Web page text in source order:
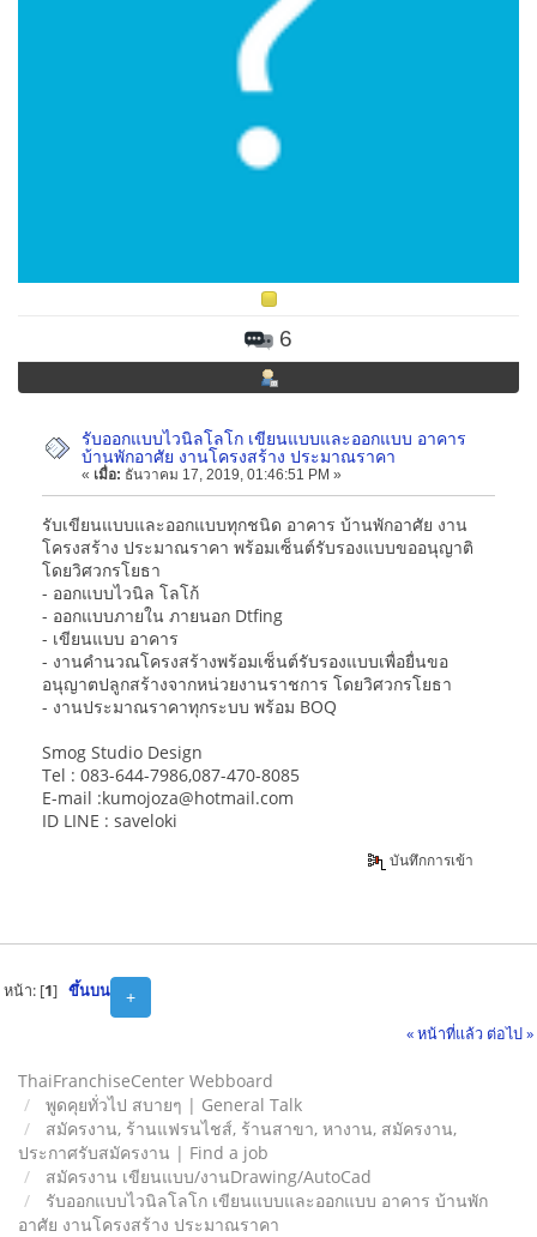
6
รับออกแบบไวนิลโลโก เขียนแบบและออกแบบ อาคาร
บ้านพักอาศัย งานโครงสร้าง ประมาณราคา
« เมื่อ: ธันวาคม 17, 2019, 01:46:51 PM »
รับเขียนแบบและออกแบบทุกชนิด อาคาร บ้านพักอาศัย งาน
โครงสร้าง ประมาณราคา พร้อมเซ็นต์รับรองแบบขออนุญาติ
โดยวิศวกรโยธา
- ออกแบบไวนิล โลโก้
- ออกแบบภายใน ภายนอก Dtfing
- เขียนแบบ อาคาร
- งานคำนวณโครงสร้างพร้อมเซ็นต์รับรองแบบเพื่อยื่นขอ
อนุญาตปลูกสร้างจากหน่วยงานราชการ โดยวิศวกรโยธา
- งานประมาณราคาทุกระบบ พร้อม BOQ
Smog Studio Design
Tel : 083-644-7986,087-470-8085
E-mail :kumojoza@hotmail.com
ID LINE : saveloki
บันทึกการเข้า
+
หน้า: [1] ขึ้นบน
« หน้าที่แล้ว ต่อไป »
ThaiFranchiseCenter Webboard
พูดคุยทั่วไป สบายๆ | General Talk
สมัครงาน, ร้านแฟรนไชส์, ร้านสาขา, หางาน, สมัครงาน,
ประกาศรับสมัครงาน | Find a job
สมัครงาน เขียนแบบ/งานDrawing/AutoCad
รับออกแบบไวนิลโลโก เขียนแบบและออกแบบ อาคาร บ้านพัก
อาศัย งานโครงสร้าง ประมาณราคา